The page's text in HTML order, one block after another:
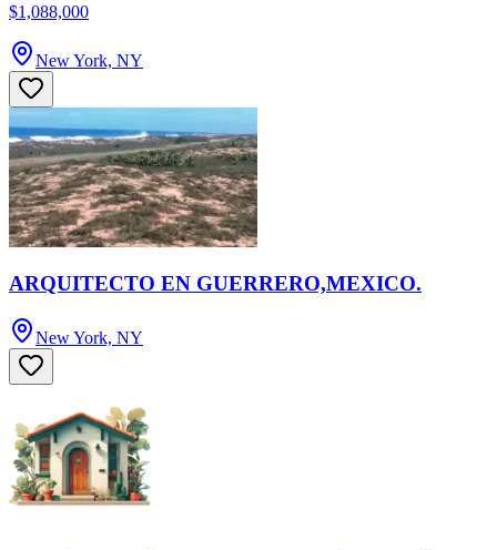
$1,088,000
New York, NY
ARQUITECTO EN GUERRERO,MEXICO.
New York, NY